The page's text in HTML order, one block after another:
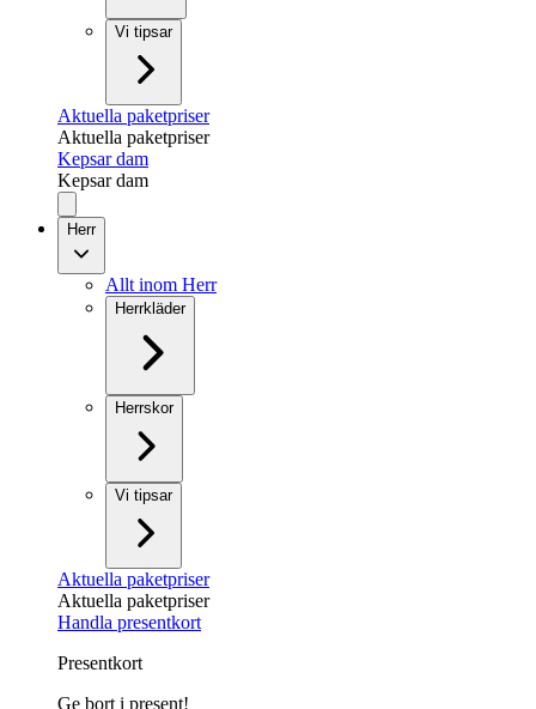
Vi tipsar
Aktuella paketpriser
Aktuella paketpriser
Kepsar dam
Kepsar dam
Herr
Allt inom Herr
Herrkläder
Herrskor
Vi tipsar
Aktuella paketpriser
Aktuella paketpriser
Handla presentkort
Presentkort
Ge bort i present!